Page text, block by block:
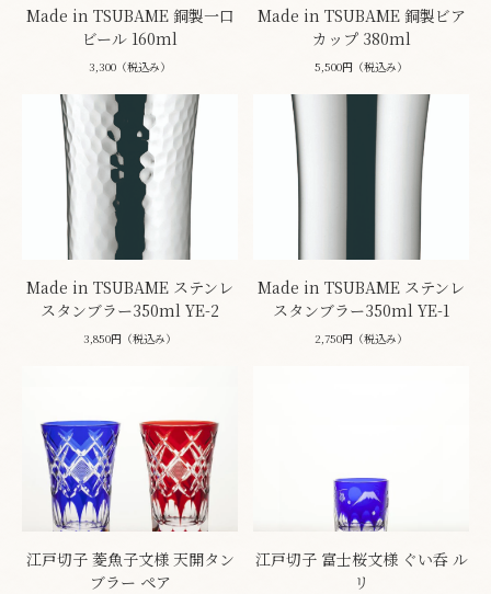
Made in TSUBAME 銅製一口
ビール 160ml
3,300（税込み）
Made in TSUBAME 銅製ビア
カップ 380ml
5,500円（税込み）
Made in TSUBAME ステンレ
スタンブラー350ml YE-2
3,850円（税込み）
Made in TSUBAME ステンレ
スタンブラー350ml YE-1
2,750円（税込み）
江戸切子 菱魚子文様 天開タン
ブラー ペア
江戸切子 富士桜文様 ぐい呑 ル
リ